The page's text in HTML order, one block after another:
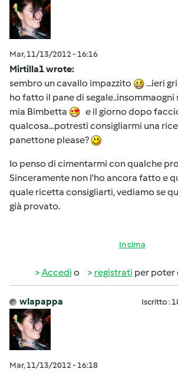
Mar, 11/13/2012 - 16:16
Mirtilla1 wrote:
sembro un cavallo impazzito
...ieri
ho fatto il pane di segale..insommaogni
mia Bimbetta
e il giorno dopo
qualcosa...potresti consigliarmi una
panettone please?
Io penso di cimentarmi con qualche
Sinceramente non l'ho ancora fatto e
quale ricetta consigliarti, vediamo se
già provato.
In cima
Accedi o registrati per poter
wlapappa Iscritto :
Mar, 11/13/2012 - 16:18